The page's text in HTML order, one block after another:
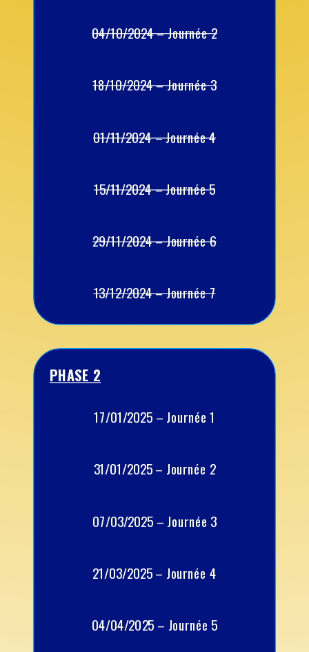
04/10/2024 – Journée 2
18/10/2024 – Journée 3
01/11/2024 – Journée 4
15/11/2024 – Journée 5
29/11/2024 – Journée 6
13/12/2024 – Journée 7
PHASE 2
17/01/2025 – Journée 1
31/01/2025 – Journée 2
07/03/2025 – Journée 3
21/03/2025 – Journée 4
04/04/2025 – Journée 5